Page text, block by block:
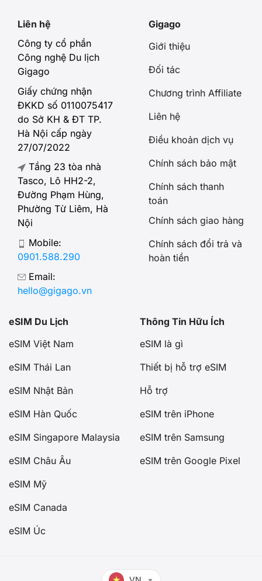
Liên hệ
Công ty cổ phần
Công nghệ Du lịch
Gigago
Giấy chứng nhận
ĐKKD số 0110075417
do Sở KH & ĐT TP.
Hà Nội cấp ngày
27/07/2022
Tầng 23 tòa nhà
Tasco, Lô HH2-2,
Đường Phạm Hùng,
Phường Từ Liêm, Hà
Nội
Mobile:
0901.588.290
Email:
hello@gigago.vn
Gigago
Giới thiệu
Đối tác
Chương trình Affiliate
Liên hệ
Điều khoản dịch vụ
Chính sách bảo mật
Chính sách thanh
toán
Chính sách giao hàng
Chính sách đổi trả và
hoàn tiền
eSIM Du Lịch
eSIM Việt Nam
eSIM Thái Lan
eSIM Nhật Bản
eSIM Hàn Quốc
eSIM Singapore Malaysia
eSIM Châu Âu
eSIM Mỹ
eSIM Canada
eSIM Úc
Thông Tin Hữu Ích
eSIM là gì
Thiết bị hỗ trợ eSIM
Hỗ trợ
eSIM trên iPhone
eSIM trên Samsung
eSIM trên Google Pixel